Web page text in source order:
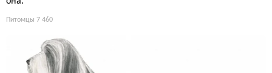
Питомцы 7 460